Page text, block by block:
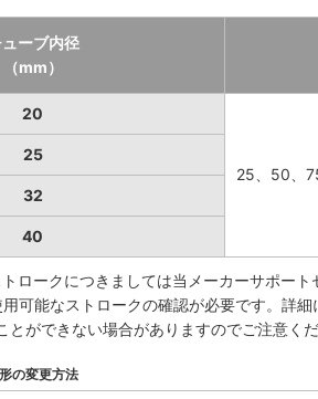
ーブ内径
（mm）
20
25、50、
25
32
40
ロークにつきましては当メーカーサポー
可能なストロークの確認が必要です。詳
とができない場合がありますのでご注意く
の変更方法